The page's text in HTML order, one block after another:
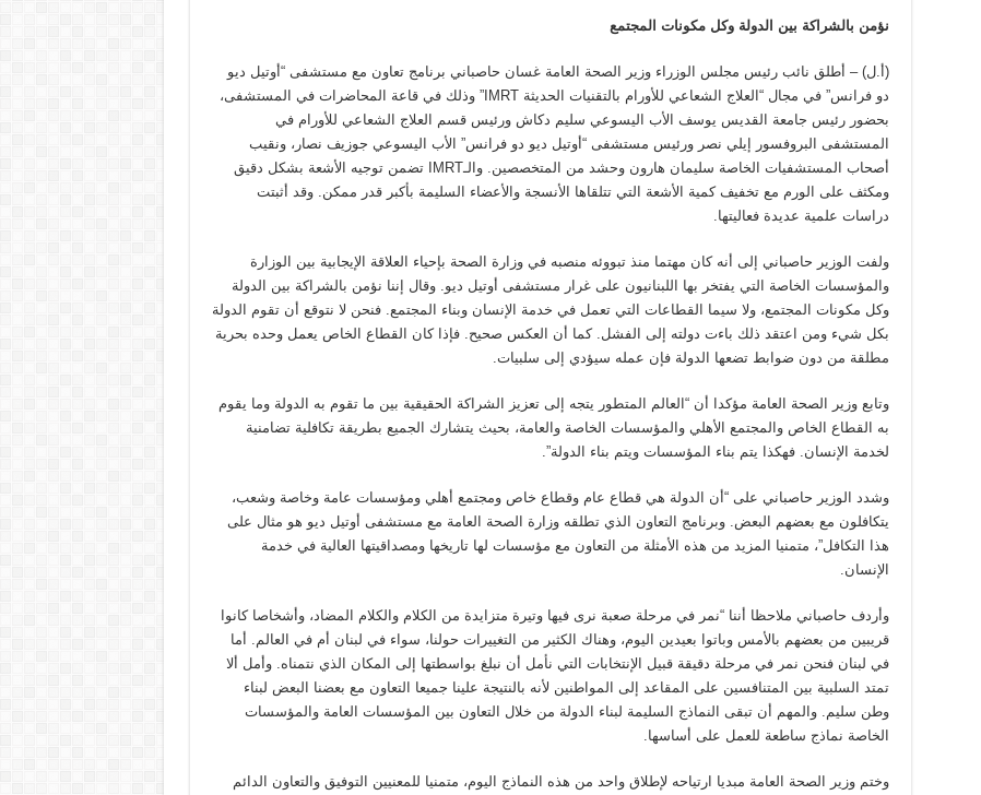
نؤمن بالشراكة بين الدولة وكل مكونات المجتمع
(أ.ل) – أطلق نائب رئيس مجلس الوزراء وزير الصحة العامة غسان حاصباني برنامج تعاون مع مستشفى “أوتيل ديو
دو فرانس” في مجال “العلاج الشعاعي للأورام بالتقنيات الحديثة IMRT” وذلك في قاعة المحاضرات في المستشفى،
بحضور رئيس جامعة القديس يوسف الأب اليسوعي سليم دكاش ورئيس قسم العلاج الشعاعي للأورام في
المستشفى البروفسور إيلي نصر ورئيس مستشفى “أوتيل ديو دو فرانس” الأب اليسوعي جوزيف نصار، ونقيب
أصحاب المستشفيات الخاصة سليمان هارون وحشد من المتخصصين. والـIMRT تضمن توجيه الأشعة بشكل دقيق
ومكثف على الورم مع تخفيف كمية الأشعة التي تتلقاها الأنسجة والأعضاء السليمة بأكبر قدر ممكن. وقد أثبتت
دراسات علمية عديدة فعاليتها.
ولفت الوزير حاصباني إلى أنه كان مهتما منذ تبووئه منصبه في وزارة الصحة بإحياء العلاقة الإيجابية بين الوزارة
والمؤسسات الخاصة التي يفتخر بها اللبنانيون على غرار مستشفى أوتيل ديو. وقال إننا نؤمن بالشراكة بين الدولة
وكل مكونات المجتمع، ولا سيما القطاعات التي تعمل في خدمة الإنسان وبناء المجتمع. فنحن لا نتوقع أن تقوم الدولة
بكل شيء ومن اعتقد ذلك باءت دولته إلى الفشل. كما أن العكس صحيح. فإذا كان القطاع الخاص يعمل وحده بحرية
مطلقة من دون ضوابط تضعها الدولة فإن عمله سيؤدي إلى سلبيات.
وتابع وزير الصحة العامة مؤكدا أن “العالم المتطور يتجه إلى تعزيز الشراكة الحقيقية بين ما تقوم به الدولة وما يقوم
به القطاع الخاص والمجتمع الأهلي والمؤسسات الخاصة والعامة، بحيث يتشارك الجميع بطريقة تكافلية تضامنية
لخدمة الإنسان. فهكذا يتم بناء المؤسسات ويتم بناء الدولة”.
وشدد الوزير حاصباني على “أن الدولة هي قطاع عام وقطاع خاص ومجتمع أهلي ومؤسسات عامة وخاصة وشعب،
يتكافلون مع بعضهم البعض. وبرنامج التعاون الذي تطلقه وزارة الصحة العامة مع مستشفى أوتيل ديو هو مثال على
هذا التكافل”، متمنيا المزيد من هذه الأمثلة من التعاون مع مؤسسات لها تاريخها ومصداقيتها العالية في خدمة
الإنسان.
وأردف حاصباني ملاحظا أننا “نمر في مرحلة صعبة نرى فيها وتيرة متزايدة من الكلام والكلام المضاد، وأشخاصا كانوا
قريبين من بعضهم بالأمس وباتوا بعيدين اليوم، وهناك الكثير من التغييرات حولنا، سواء في لبنان أم في العالم. أما
في لبنان فنحن نمر في مرحلة دقيقة قبيل الإنتخابات التي نأمل أن نبلغ بواسطتها إلى المكان الذي نتمناه. وأمل ألا
تمتد السلبية بين المتنافسين على المقاعد إلى المواطنين لأنه بالنتيجة علينا جميعا التعاون مع بعضنا البعض لبناء
وطن سليم. والمهم أن تبقى النماذج السليمة لبناء الدولة من خلال التعاون بين المؤسسات العامة والمؤسسات
الخاصة نماذج ساطعة للعمل على أساسها.
وختم وزير الصحة العامة مبديا ارتياحه لإطلاق واحد من هذه النماذج اليوم، متمنيا للمعنيين التوفيق والتعاون الدائم